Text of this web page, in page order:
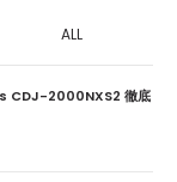
ALL
CDJ-2000NXS2 徹底